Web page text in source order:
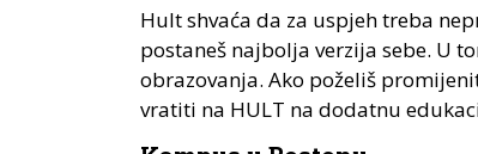
Hult shvaća da za uspjeh treba
postaneš najbolja verzija sebe. U
obrazovanja. Ako poželiš
vratiti na HULT na dodatnu